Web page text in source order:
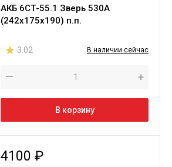
АКБ 6СТ-55.1 Зверь 530A
(242х175х190) п.п.
3.02 В наличии сейчас
— +
В корзину
4100 ₽